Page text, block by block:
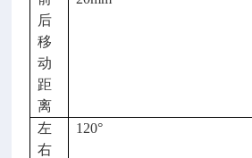
后
移
动
距
离
左
右
120°